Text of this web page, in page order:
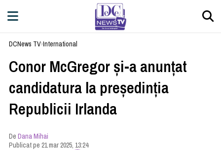
DCNews TV›International
Conor McGregor şi-a anunţat
candidatura la preşedinţia
Republicii Irlanda
DeDana Mihai
Publicat pe 21 mar 2025, 13:24